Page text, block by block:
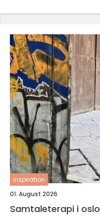
inspiration
01. August 2026
Samtaleterapi i oslo en enkel vei til mer